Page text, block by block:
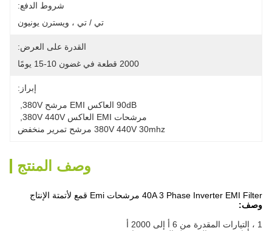
شروط الدفع:
تي / تي ، ويسترن يونيون
القدرة على العرض:
2000 قطعة في غضون 10-15 يومًا
إبراز:
90dB العاكس EMI مرشح 380V
مرشحات EMI العاكس 380V 440V
380V 440V 30mhz مرشح تمرير منخفض
وصف المنتج
40A 3 Phase Inverter EMI Filter مرشحات Emi قمع لأتمتة الإنتاج
وصف:
1 ، التيارات المقدرة من 6 أ إلى 2000 أ